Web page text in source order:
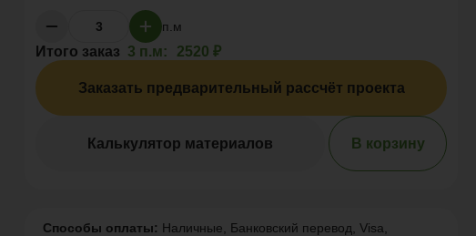
п.м
Итого заказ 3 п.м: 2520 ₽
Заказать предварительный рассчёт проекта
Калькулятор материалов В корзину
Способы оплаты: Наличные, Банковский перевод, Visa,